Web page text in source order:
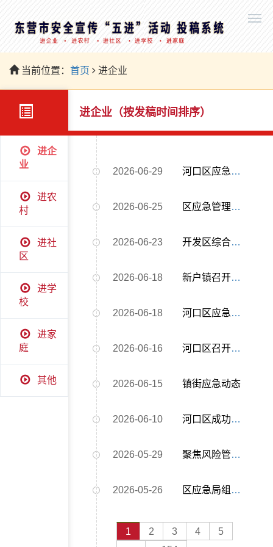
当前位置： 首页 进企业
进企
业
进农
村
进社
区
进学
校
进家
庭
其他
进企业（按发稿时间排序）
2026-06-29 河口区应急管理局组织召开廉政警示教育暨干部作风整顿会议
2026-06-25 区应急管理局组织开展 《建材、机械行业小微企业安全管理指南》 宣贯培训
2026-06-23 开发区综合执法部在山东东凯晟德运输服务有限公司停车场院内组织开展危化品道路运输交通事故综合实战应急演练
2026-06-18 新户镇召开安全生产工作会议暨安全生产责任落实交底工作会议
2026-06-18 河口区应急管理局开展安全宣传“进企业”暨“安全生产大家谈”主题活动
2026-06-16 河口区召开安全生产工作推进会议
2026-06-15 镇街应急动态
2026-06-10 河口区成功举办第25个“安全生产月” 启动仪式暨全区安全隐患排查整治能力提升专题培训班
2026-05-29 聚焦风险管控 落实主体责任——河口区应急管理局开展有限空间作业安全技术规范宣贯培训
2026-05-26 区应急局组织召开全区烟花爆竹零售店安全监管工作会议
1 2 3 4
5